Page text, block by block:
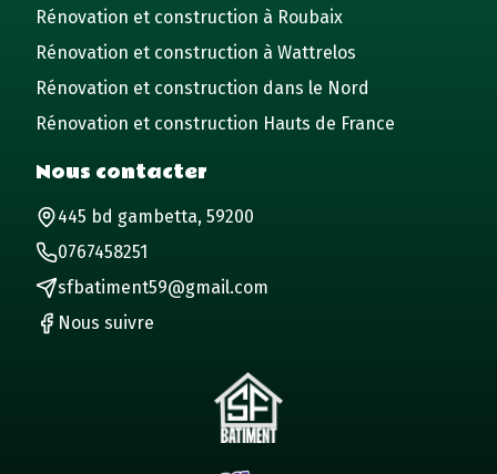
Rénovation et construction à Roubaix
Rénovation et construction à Wattrelos
Rénovation et construction dans le Nord
Rénovation et construction Hauts de France
Nous contacter
445 bd gambetta, 59200
0767458251
sfbatiment59@gmail.com
Nous suivre